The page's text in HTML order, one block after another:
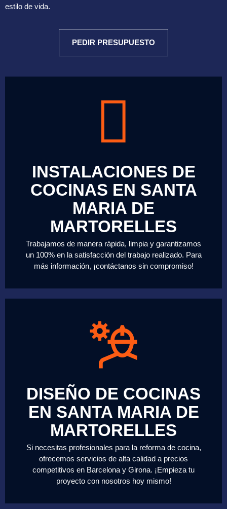
estilo de vida.
PEDIR PRESUPUESTO
INSTALACIONES DE
COCINAS EN SANTA
MARIA DE
MARTORELLES
Trabajamos de manera rápida, limpia y garantizamos
un 100% en la satisfacción del trabajo realizado. Para
más información, ¡contáctanos sin compromiso!
DISEÑO DE COCINAS
EN SANTA MARIA DE
MARTORELLES
Si necesitas profesionales para la reforma de cocina,
ofrecemos servicios de alta calidad a precios
competitivos en Barcelona y Girona. ¡Empieza tu
proyecto con nosotros hoy mismo!